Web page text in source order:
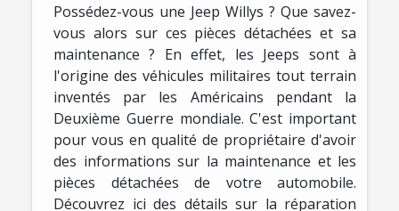
Possédez-vous une Jeep Willys ? Que savez-
vous alors sur ces pièces détachées et sa
maintenance ? En effet, les Jeeps sont à
l'origine des véhicules militaires tout terrain
inventés par les Américains pendant la
Deuxième Guerre mondiale. C'est important
pour vous en qualité de propriétaire d'avoir
des informations sur la maintenance et les
pièces détachées de votre automobile.
Découvrez ici des détails sur la réparation